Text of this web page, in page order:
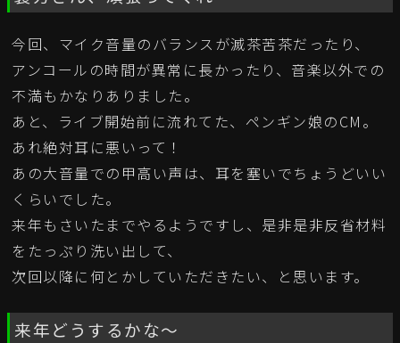
今回、マイク音量のバランスが滅茶苦茶だったり、
アンコールの時間が異常に長かったり、音楽以外での
不満もかなりありました。
あと、ライブ開始前に流れてた、ペンギン娘のCM。
あれ絶対耳に悪いって！
あの大音量での甲高い声は、耳を塞いでちょうどいい
くらいでした。
来年もさいたまでやるようですし、是非是非反省材料
をたっぷり洗い出して、
次回以降に何とかしていただきたい、と思います。
来年どうするかな～